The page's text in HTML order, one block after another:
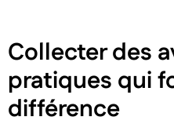
Collecter des
pratiques qui
différence